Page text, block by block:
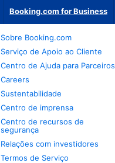
Booking.com for Business
Sobre Booking.com
Serviço de Apoio ao Cliente
Centro de Ajuda para Parceiros
Careers
Sustentabilidade
Centro de imprensa
Centro de recursos de
segurança
Relações com investidores
Termos de Serviço